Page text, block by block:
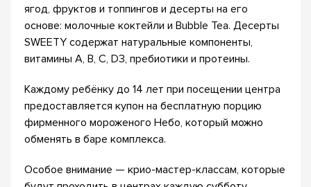
ягод, фруктов и топпингов и десерты на его
основе: молочные коктейли и Bubble Tea. Десерты
SWEETY содержат натуральные компоненты,
витамины A, B, C, D3, пребиотики и протеины.
Каждому ребёнку до 14 лет при посещении центра
предоставляется купон на бесплатную порцию
фирменного мороженого Небо, который можно
обменять в баре комплекса.
Особое внимание — крио-мастер-классам, которые